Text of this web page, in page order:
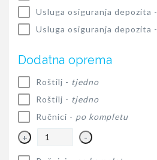
Usluga osiguranja depozita -
Usluga osiguranja depozita -
Dodatna oprema
Roštilj - tjedno
Roštilj - tjedno
Ručnici - po kompletu
+ -